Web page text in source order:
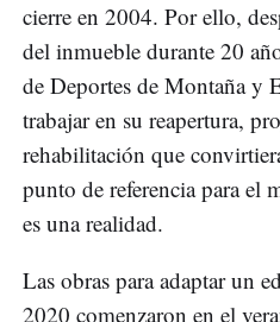
cierre en 2004. Por ello,
del inmueble durante 20
de Deportes de Montaña y
trabajar en su reapertura,
rehabilitación que
punto de referencia para el
es una realidad.
Las obras para adaptar un
2020 comenzaron en el